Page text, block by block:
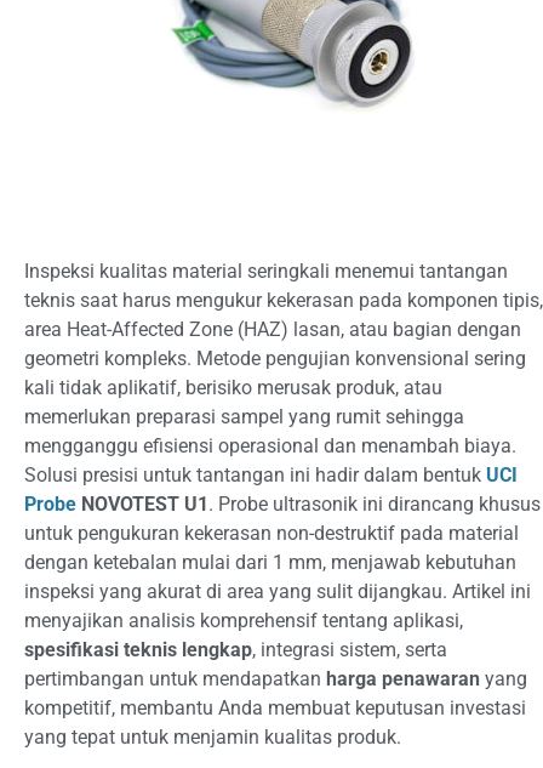
Inspeksi kualitas material seringkali menemui tantangan
teknis saat harus mengukur kekerasan pada komponen tipis,
area Heat-Affected Zone (HAZ) lasan, atau bagian dengan
geometri kompleks. Metode pengujian konvensional sering
kali tidak aplikatif, berisiko merusak produk, atau
memerlukan preparasi sampel yang rumit sehingga
mengganggu efisiensi operasional dan menambah biaya.
Solusi presisi untuk tantangan ini hadir dalam bentuk UCI
Probe NOVOTEST U1. Probe ultrasonik ini dirancang khusus
untuk pengukuran kekerasan non-destruktif pada material
dengan ketebalan mulai dari 1 mm, menjawab kebutuhan
inspeksi yang akurat di area yang sulit dijangkau. Artikel ini
menyajikan analisis komprehensif tentang aplikasi,
spesifikasi teknis lengkap, integrasi sistem, serta
pertimbangan untuk mendapatkan harga penawaran yang
kompetitif, membantu Anda membuat keputusan investasi
yang tepat untuk menjamin kualitas produk.